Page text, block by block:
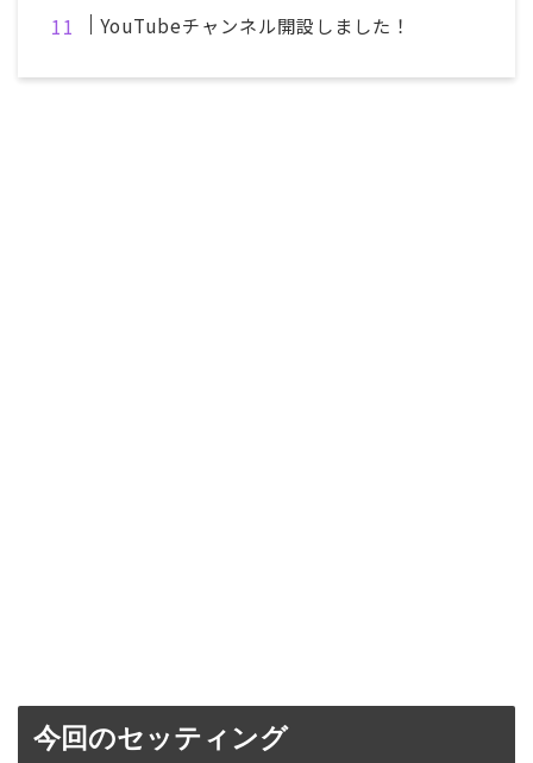
YouTubeチャンネル開設しました！
今回のセッティング